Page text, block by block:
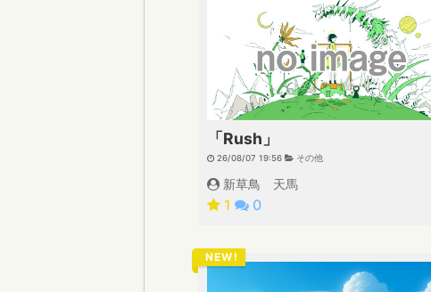
「Rush」
26/08/07 19:56 その他
新草鳥 天馬
1 0
NEW!